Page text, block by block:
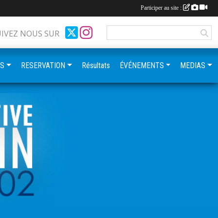
NOUS SUR
RESERVATION Résultats ÉVÉNEMENTS MEDIAS
Participer au site :